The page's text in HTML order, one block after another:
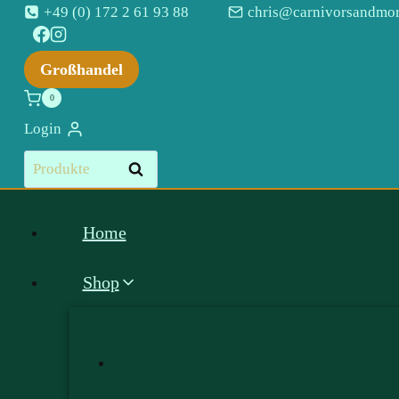
Zum
Inhalt
springen
+49 (0) 172 2 61 93 88
Großhandel
0
Login
Suchen
nach:
Suchen
Home
Shop